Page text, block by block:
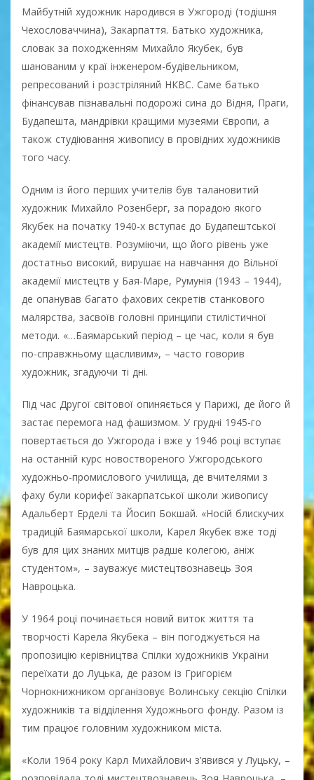
Майбутній художник народився в Ужгороді (тодішня
Чехословаччина), Закарпаття. Батько художника,
словак за походженням Михайло Якубек, був
шанованим у краї інженером-будівельником,
репресований і розстріляний НКВС. Саме батько
фінансував пізнавальні подорожі сина до Відня, Праги,
Будапешта, мандрівки кращими музеями Європи, а
також студіювання живопису в провідних художників
того часу.
Одним із його перших учителів був талановитий
художник Михайло Розенберг, за порадою якого
Якубек на початку 1940-х вступає до Будапештської
академії мистецтв. Розуміючи, що його рівень уже
достатньо високий, вирушає на навчання до Вільної
академії мистецтв у Бая-Маре, Румунія (1943 – 1944),
де опанував багато фахових секретів станкового
малярства, засвоїв головні принципи стилістичної
методи. «…Баямарський період – це час, коли я був
по-справжньому щасливим», – часто говорив
художник, згадуючи ті дні.
Під час Другої світової опиняється у Парижі, де його й
застає перемога над фашизмом. У грудні 1945-го
повертається до Ужгорода і вже у 1946 році вступає
на останній курс новоствореного Ужгородського
художньо-промислового училища, де вчителями з
фаху були корифеї закарпатської школи живопису
Адальберт Ерделі та Йосип Бокшай. «Носій блискучих
традицій Баямарської школи, Карел Якубек вже тоді
був для цих знаних митців радше колегою, аніж
студентом», – зауважує мистецтвознавець Зоя
Навроцька.
У 1964 році починається новий виток життя та
творчості Карела Якубека – він погоджується на
пропозицію керівництва Спілки художників України
переїхати до Луцька, де разом із Григорієм
Чорнокнижником організовує Волинську секцію Спілки
художників та відділення Художнього фонду. Разом із
тим працює головним художником міста.
«Коли 1964 року Карл Михайлович з’явився у Луцьку, –